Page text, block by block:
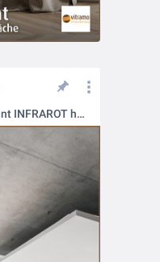
Gewerbeimmobilie effizient INFRAROT heizen mit PV-Strom